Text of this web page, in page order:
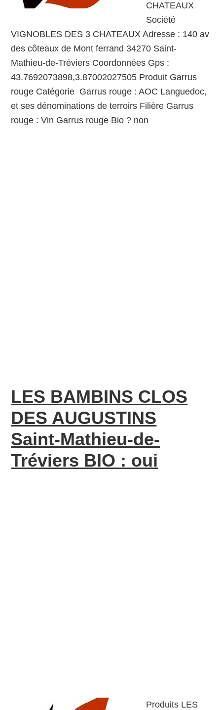
CHATEAUX
Société
VIGNOBLES DES 3 CHATEAUX Adresse : 140 av
des côteaux de Mont ferrand 34270 Saint-
Mathieu-de-Tréviers Coordonnées Gps :
43.7692073898,3.87002027505 Produit Garrus
rouge Catégorie Garrus rouge : AOC Languedoc,
et ses dénominations de terroirs Filière Garrus
rouge : Vin Garrus rouge Bio ? non
LES BAMBINS CLOS
DES AUGUSTINS
Saint-Mathieu-de-
Tréviers BIO : oui
Produits LES